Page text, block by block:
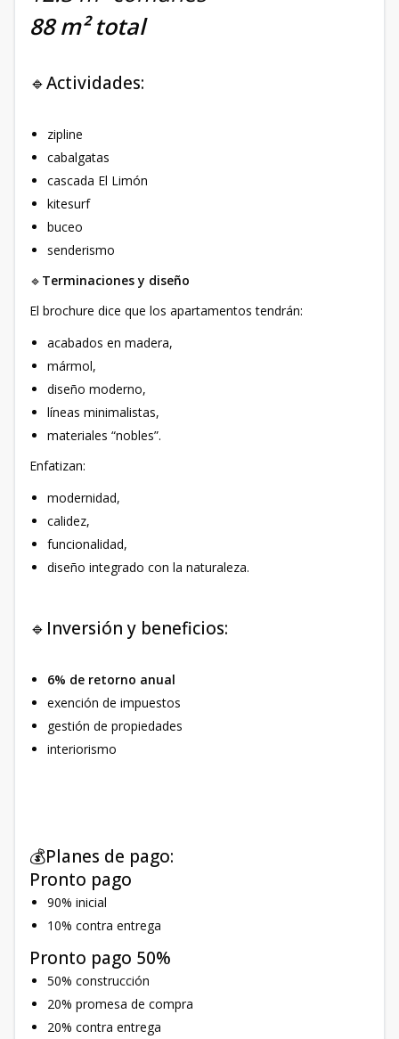
88 m² total
🔹Actividades:
zipline
cabalgatas
cascada El Limón
kitesurf
buceo
senderismo
🔹 Terminaciones y diseño
El brochure dice que los apartamentos tendrán:
acabados en madera,
mármol,
diseño moderno,
líneas minimalistas,
materiales “nobles”.
Enfatizan:
modernidad,
calidez,
funcionalidad,
diseño integrado con la naturaleza.
🔹Inversión y beneficios:
6% de retorno anual
exención de impuestos
gestión de propiedades
interiorismo
💰Planes de pago:
Pronto pago
90% inicial
10% contra entrega
Pronto pago 50%
50% construcción
20% promesa de compra
20% contra entrega